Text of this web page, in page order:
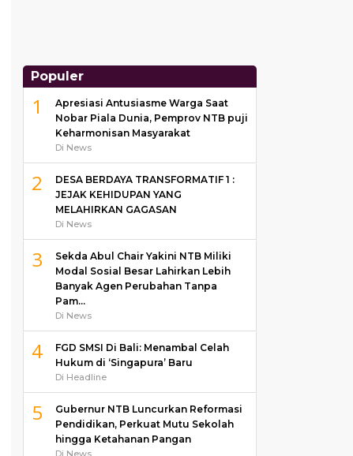
Populer
1
Apresiasi Antusiasme Warga Saat
Nobar Piala Dunia, Pemprov NTB puji
Keharmonisan Masyarakat
Di News
2
DESA BERDAYA TRANSFORMATIF 1 :
JEJAK KEHIDUPAN YANG
MELAHIRKAN GAGASAN
Di News
3
Sekda Abul Chair Yakini NTB Miliki
Modal Sosial Besar Lahirkan Lebih
Banyak Agen Perubahan Tanpa
Pam…
Di News
4
FGD SMSI Di Bali: Menambal Celah
Hukum di ‘Singapura’ Baru
Di Headline
5
Gubernur NTB Luncurkan Reformasi
Pendidikan, Perkuat Mutu Sekolah
hingga Ketahanan Pangan
Di News